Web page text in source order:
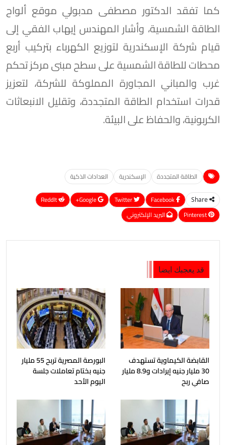
كما تفقد الدكتور مصطفى مدبولي موقع ألواح
الطاقة الشمسية، وأشار المهندس إيهاب الفقي إلى
قيام شركة الإسكندرية لتوزيع الكهرباء بتركيب أربع
محطات للطاقة الشمسية على سطح مبنى مركز تحكم
غرب والمباني المجاورة المملوكة للشركة، لتعزيز
قدرات استخدام الطاقة المتجددة، وتقليل الانبعاثات
الكربونية، والحفاظ على البيئة.
الطاقة المتجددة الإسكندرية العدادات الذكية
Share
Google+
ReddIt
Pinterest
البريد الإلكتروني
قد يعجبك ايضا
القابضة الكيماوية تستهدف
30 مليار جنيه إيرادات و8.9 مليار
صافي ربح
البورصة المصرية تربح 55 مليار
جنيه بختام تعاملات جلسة
اليوم الأحد